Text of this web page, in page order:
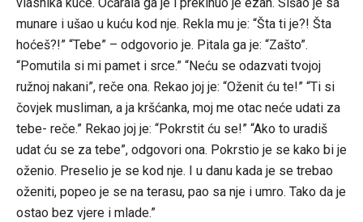
munare i ušao u kuću kod nje. Rekla mu je: “Šta ti je?! Šta
hoćeš?!” “Tebe” – odgovorio je. Pitala ga je: “Zašto”.
“Pomutila si mi pamet i srce.” “Neću se odazvati tvojoj
ružnoj nakani”, reče ona. Rekao joj je: “Oženit ću te!” “Ti si
čovjek musliman, a ja kršćanka, moj me otac neće udati za
tebe- reče.” Rekao joj je: “Pokrstit ću se!” “Ako to uradiš
udat ću se za tebe”, odgovori ona. Pokrstio je se kako bi je
oženio. Preselio je se kod nje. I u danu kada je se trebao
oženiti, popeo je se na terasu, pao sa nje i umro. Tako da je
ostao bez vjere i mlade.”